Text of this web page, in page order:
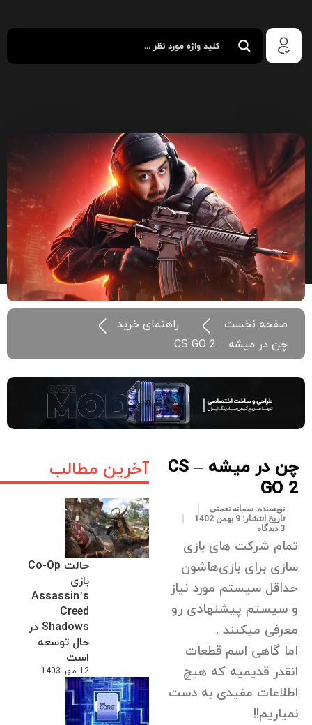
صفحه نخست
راهنمای خرید
چن در میشه – CS GO 2
آخرین مطالب
حالت Co-Op
بازی
Assassin’s
Creed
Shadows در
حال توسعه
است
12 مهر 1403
چن در میشه – CS
GO 2
نویسنده: سمانه نعمتی
تاریخ انتشار: 9 بهمن 1402
3 دیدگاه
تمام شرکت های بازی
سازی برای بازی‌هاشون
حداقل سیستم مورد نیاز
و سیستم پیشنهادی رو
معرفی میکنند .
اما گاهی اسم قطعات
انقدر قدیمیه که هیچ
اطلاعات مفیدی به دست
نمیاریم!!